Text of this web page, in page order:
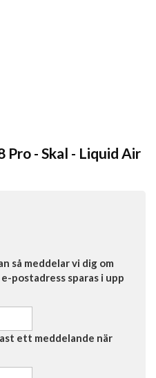
Pro - Skal - Liquid Air
så meddelar vi dig om
postadress sparas i upp
ett meddelande när